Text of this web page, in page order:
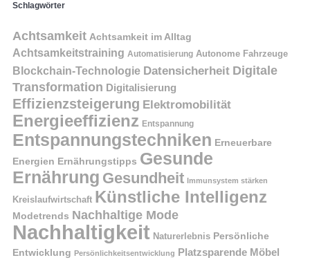
Schlagwörter
Achtsamkeit Achtsamkeit im Alltag
Achtsamkeitstraining Automatisierung Autonome Fahrzeuge
Blockchain-Technologie Datensicherheit Digitale
Transformation Digitalisierung
Effizienzsteigerung Elektromobilität
Energieeffizienz Entspannung
Entspannungstechniken Erneuerbare
Energien Ernährungstipps Gesunde
Ernährung Gesundheit Immunsystem stärken
Kreislaufwirtschaft Künstliche Intelligenz
Modetrends Nachhaltige Mode
Nachhaltigkeit Naturerlebnis Persönliche
Entwicklung Persönlichkeitsentwicklung Platzsparende Möbel